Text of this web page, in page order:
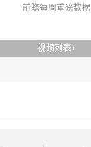
前瞻每周重磅数据
视频列表+